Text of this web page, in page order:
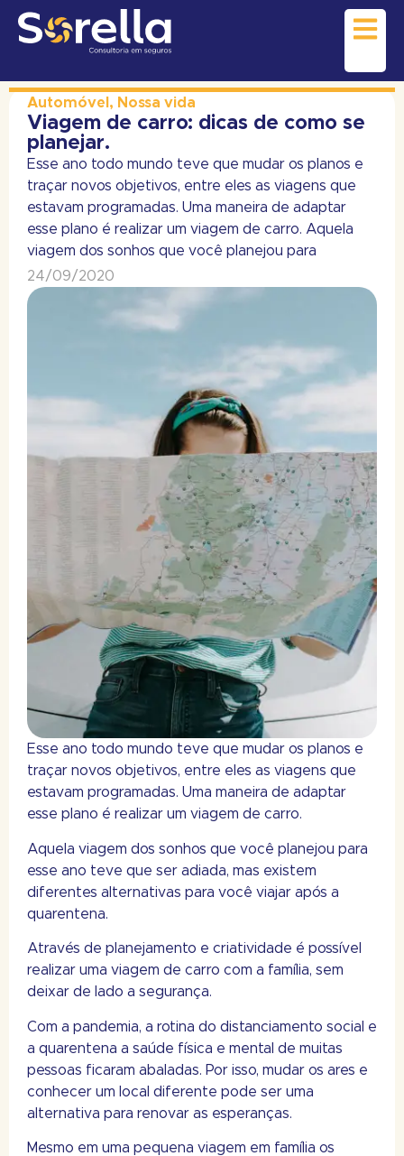
Automóvel , Nossa vida
Viagem de carro: dicas de como se
planejar.
Esse ano todo mundo teve que mudar os planos e
traçar novos objetivos, entre eles as viagens que
estavam programadas. Uma maneira de adaptar
esse plano é realizar um viagem de carro. Aquela
viagem dos sonhos que você planejou para
24/09/2020
Esse ano todo mundo teve que mudar os planos e
traçar novos objetivos, entre eles as viagens que
estavam programadas. Uma maneira de adaptar
esse plano é realizar um viagem de carro.
Aquela viagem dos sonhos que você planejou para
esse ano teve que ser adiada, mas existem
diferentes alternativas para você viajar após a
quarentena.
Através de planejamento e criatividade é possível
realizar uma viagem de carro com a família, sem
deixar de lado a segurança.
Com a pandemia, a rotina do distanciamento social e
a quarentena a saúde física e mental de muitas
pessoas ficaram abaladas. Por isso, mudar os ares e
conhecer um local diferente pode ser uma
alternativa para renovar as esperanças.
Mesmo em uma pequena viagem em família os